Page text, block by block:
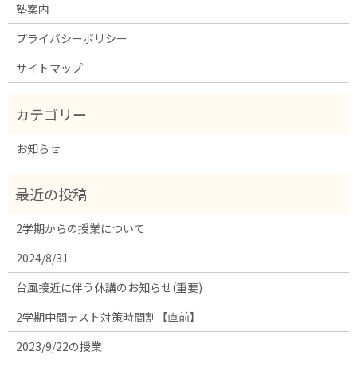
塾案内
プライバシーポリシー
サイトマップ
お知らせ
2学期からの授業について
2024/8/31
台風接近に伴う休講のお知らせ(重要)
2学期中間テスト対策時間割【直前】
2023/9/22の授業